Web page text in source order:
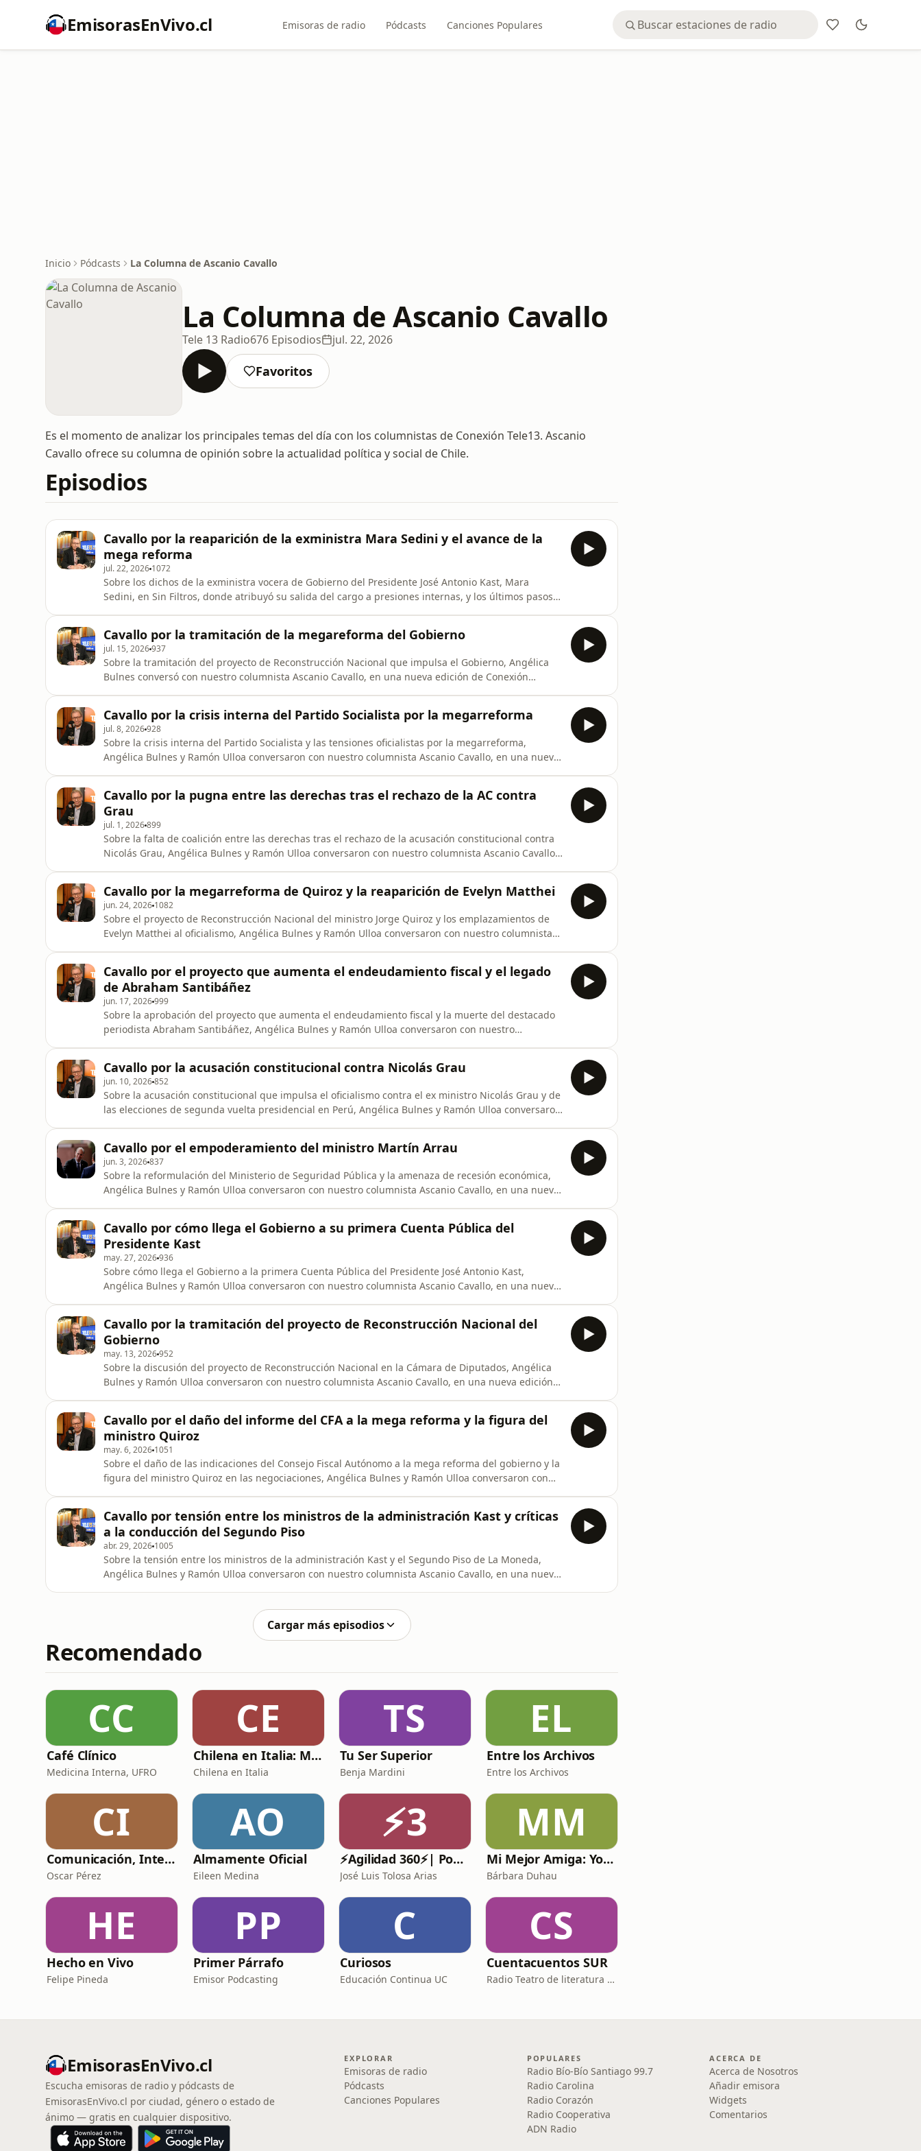
EmisorasEnVivo.cl Emisoras de radio Pódcasts Canciones Populares
Inicio Pódcasts La Columna de Ascanio Cavallo
La Columna de Ascanio Cavallo
Tele 13 Radio676 Episodios jul. 22, 2026
Favoritos
Es el momento de analizar los principales temas del día con los columnistas de Conexión Tele13. Ascanio
Cavallo ofrece su columna de opinión sobre la actualidad política y social de Chile.
Episodios
Cavallo por la reaparición de la exministra Mara Sedini y el avance de la
mega reforma
jul. 22, 2026 1072
Sobre los dichos de la exministra vocera de Gobierno del Presidente José Antonio Kast, Mara
Sedini, en Sin Filtros, donde atribuyó su salida del cargo a presiones internas, y los últimos pasos
Cavallo por la tramitación de la megareforma del Gobierno
jul. 15, 2026937
Sobre la tramitación del proyecto de Reconstrucción Nacional que impulsa el Gobierno, Angélica
Bulnes conversó con nuestro columnista Ascanio Cavallo, en una nueva edición de Conexión
Cavallo por la crisis interna del Partido Socialista por la megarreforma
jul. 8, 2026928
Sobre la crisis interna del Partido Socialista y las tensiones oficialistas por la megarreforma,
Angélica Bulnes y Ramón Ulloa conversaron con nuestro columnista Ascanio Cavallo, en una nueva
Cavallo por la pugna entre las derechas tras el rechazo de la AC contra
Grau
jul. 1, 2026899
Sobre la falta de coalición entre las derechas tras el rechazo de la acusación constitucional contra
Nicolás Grau, Angélica Bulnes y Ramón Ulloa conversaron con nuestro columnista Ascanio Cavallo,
Cavallo por la megarreforma de Quiroz y la reaparición de Evelyn Matthei
jun. 24, 2026 1082
Sobre el proyecto de Reconstrucción Nacional del ministro Jorge Quiroz y los emplazamientos de
Evelyn Matthei al oficialismo, Angélica Bulnes y Ramón Ulloa conversaron con nuestro columnista
Cavallo por el proyecto que aumenta el endeudamiento fiscal y el legado
de Abraham Santibáñez
jun. 17, 2026999
Sobre la aprobación del proyecto que aumenta el endeudamiento fiscal y la muerte del destacado
periodista Abraham Santibáñez, Angélica Bulnes y Ramón Ulloa conversaron con nuestro
Cavallo por la acusación constitucional contra Nicolás Grau
jun. 10, 2026852
Sobre la acusación constitucional que impulsa el oficialismo contra el ex ministro Nicolás Grau y de
las elecciones de segunda vuelta presidencial en Perú, Angélica Bulnes y Ramón Ulloa conversaron
Cavallo por el empoderamiento del ministro Martín Arrau
jun. 3, 2026837
Sobre la reformulación del Ministerio de Seguridad Pública y la amenaza de recesión económica,
Angélica Bulnes y Ramón Ulloa conversaron con nuestro columnista Ascanio Cavallo, en una nueva
Cavallo por cómo llega el Gobierno a su primera Cuenta Pública del
Presidente Kast
may. 27, 2026936
Sobre cómo llega el Gobierno a la primera Cuenta Pública del Presidente José Antonio Kast,
Angélica Bulnes y Ramón Ulloa conversaron con nuestro columnista Ascanio Cavallo, en una nueva
Cavallo por la tramitación del proyecto de Reconstrucción Nacional del
Gobierno
may. 13, 2026952
Sobre la discusión del proyecto de Reconstrucción Nacional en la Cámara de Diputados, Angélica
Bulnes y Ramón Ulloa conversaron con nuestro columnista Ascanio Cavallo, en una nueva edición
Cavallo por el daño del informe del CFA a la mega reforma y la figura del
ministro Quiroz
may. 6, 2026 1051
Sobre el daño de las indicaciones del Consejo Fiscal Autónomo a la mega reforma del gobierno y la
figura del ministro Quiroz en las negociaciones, Angélica Bulnes y Ramón Ulloa conversaron con
Cavallo por tensión entre los ministros de la administración Kast y críticas
a la conducción del Segundo Piso
abr. 29, 2026 1005
Sobre la tensión entre los ministros de la administración Kast y el Segundo Piso de La Moneda,
Angélica Bulnes y Ramón Ulloa conversaron con nuestro columnista Ascanio Cavallo, en una nueva
Cargar más episodios
Recomendado
CC
Café Clínico
Medicina Interna, UFRO
CE
Chilena en Italia: Masa & Amore
Chilena en Italia
TS
Tu Ser Superior
Benja Mardini
EL
Entre los Archivos
Entre los Archivos
CI
Comunicación, Inteligencia Artificial y Sociedad
Oscar Pérez
AO
Almamente Oficial
Eileen Medina
⚡3
⚡️Agilidad 360⚡️| Podcast de Agilidad, Liderazgo Ágil y Gestión de Proyectos.
José Luis Tolosa Arias
MM
Mi Mejor Amiga: Yo con Bárbara Duhau
Bárbara Duhau
HE
Hecho en Vivo
Felipe Pineda
PP
Primer Párrafo
Emisor Podcasting
C
Curiosos
Educación Continua UC
CS
Cuentacuentos SUR
Radio Teatro de literatura Infantil
EmisorasEnVivo.cl
Escucha emisoras de radio y pódcasts de
EmisorasEnVivo.cl por ciudad, género o estado de
ánimo — gratis en cualquier dispositivo.
EXPLORAR
Emisoras de radio
Pódcasts
Canciones Populares
POPULARES
Radio Bío-Bío Santiago 99.7
Radio Carolina
Radio Corazón
Radio Cooperativa
ADN Radio
ACERCA DE
Acerca de Nosotros
Añadir emisora
Widgets
Comentarios